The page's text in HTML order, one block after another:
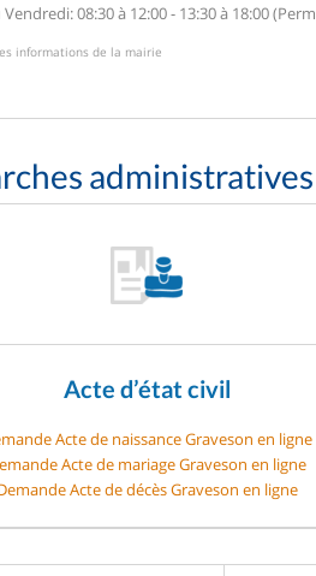
08:30 à 12:00 - 13:30 à 18:00
informations de la mairie
Acte d’état civil
Acte de naissance Graveson en ligne
Acte de mariage Graveson en ligne
Acte de décès Graveson en ligne